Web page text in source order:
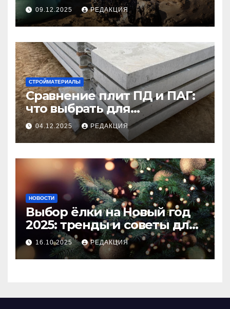
09.12.2025 РЕДАКЦИЯ
СТРОЙМАТЕРИАЛЫ
Сравнение плит ПД и ПАГ:
что выбрать для
долговечного и прочного
покрытия
04.12.2025 РЕДАКЦИЯ
НОВОСТИ
Выбор ёлки на Новый год
2025: тренды и советы для
идеального праздника
16.10.2025 РЕДАКЦИЯ